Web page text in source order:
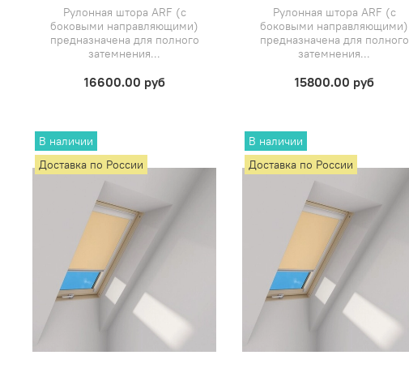
Рулонная штора ARF (с
боковыми направляющими)
предназначена для полного
затемнения...
16600.00 руб
Рулонная штора ARF (с
боковыми направляющими)
предназначена для полного
затемнения...
15800.00 руб
В наличии
Доставка по России
В наличии
Доставка по России